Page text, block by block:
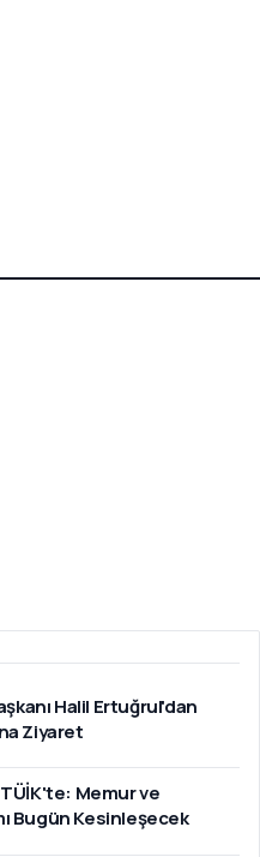
Halil Ertuğrul'dan
Ziyaret
Memur ve
Bugün Kesinleşecek